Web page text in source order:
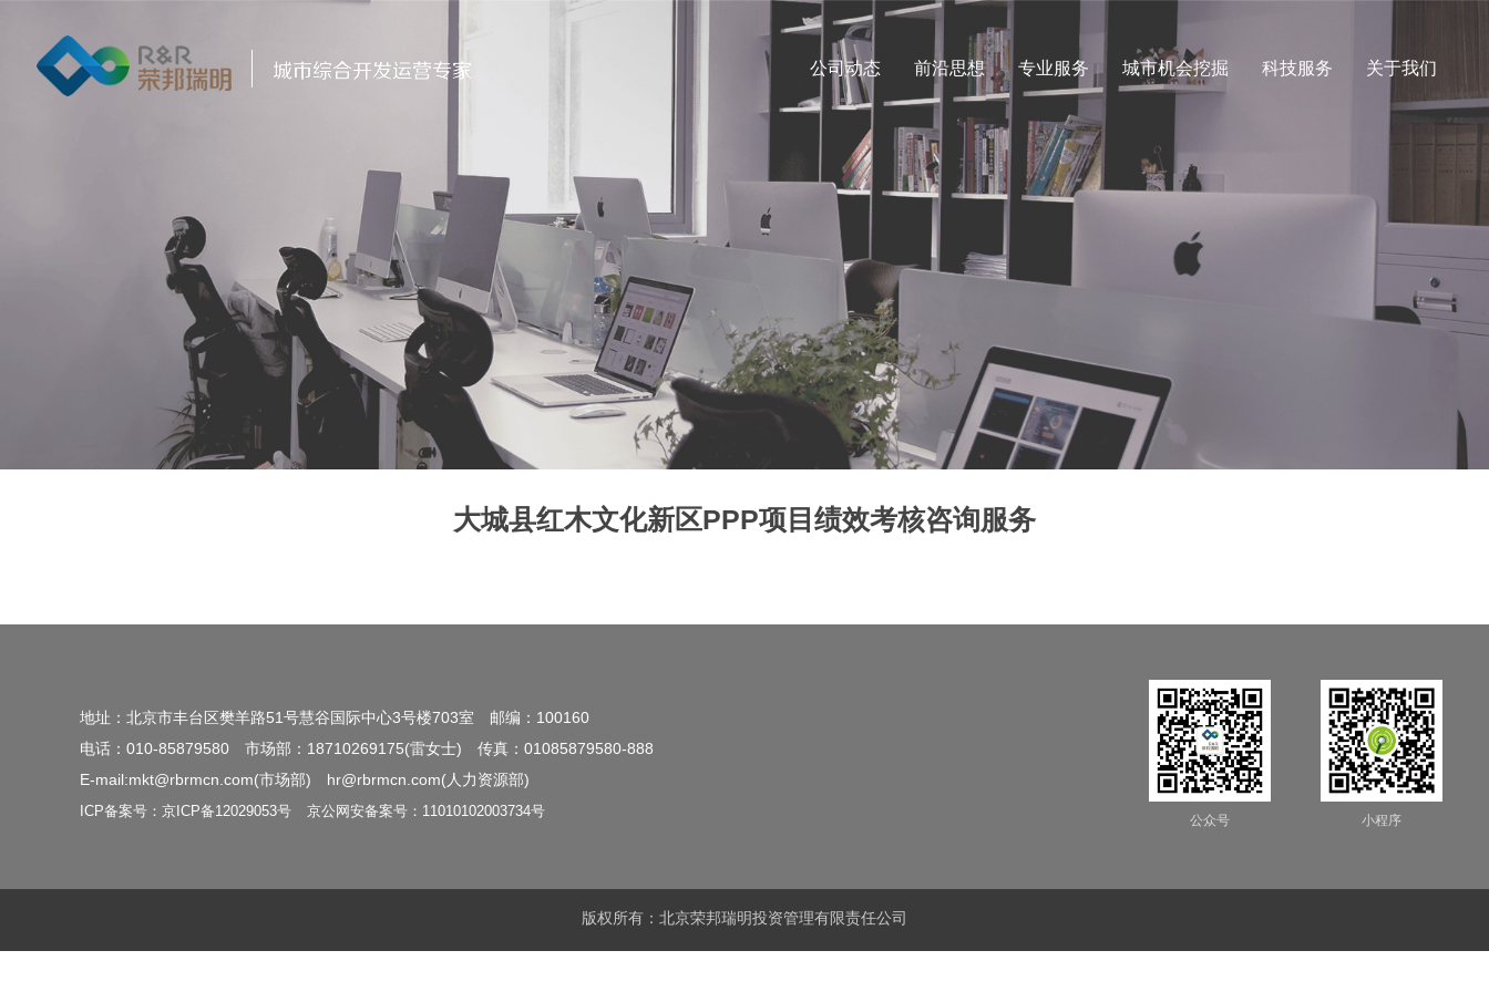
公司动态 前沿思想 专业服务 城市机会挖掘 科技服务 关于我们
大城县红木文化新区PPP项目绩效考核咨询服务
地址：北京市丰台区樊羊路51号慧谷国际中心3号楼703室
邮编：100160
电话：010-85879580
市场部：18710269175(雷女士)
传真：01085879580-888
E-mail:mkt@rbrmcn.com(市场部)
hr@rbrmcn.com(人力资源部)
ICP备案号：京ICP备12029053号 京公网安备案号：11010102003734号
小程序
公众号
版权所有：北京荣邦瑞明投资管理有限责任公司